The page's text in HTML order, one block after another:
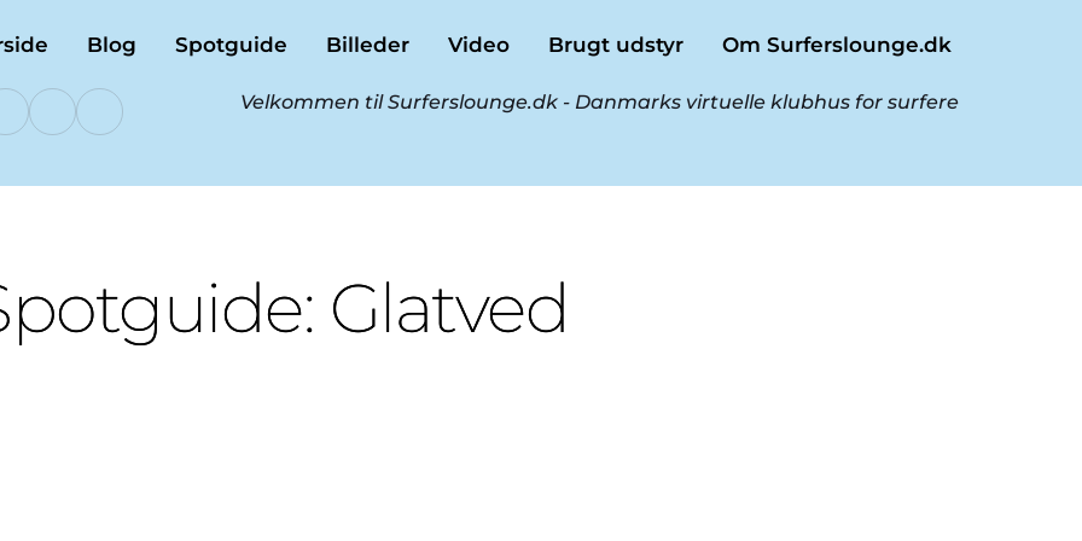
Blog Spotguide Billeder Video Brugt udstyr Om Surferslounge.dk
Velkommen til Surferslounge.dk - Danmarks virtuelle klubhus for surfere
Glatved